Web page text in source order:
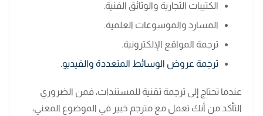
الكتيبات التجارية والوثائق الفنية.
المسارد والموسوعات العلمية.
ترجمة المواقع الإلكترونية.
ترجمة عروض الوسائط المتعددة والفيديو.
عندما تحتاج إلى ترجمة تقنية للمستندات، فمن الضروري
التأكد من أنك تعمل مع مترجم خبير في الموضوع المعني،